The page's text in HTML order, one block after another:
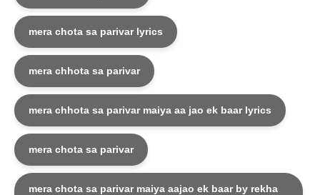
mera chota sa parivar lyrics
mera chhota sa parivar
mera chhota sa parivar maiya aa jao ek baar lyrics
mera chota sa parivar
mera chota sa parivar maiya aajao ek baar by rekha